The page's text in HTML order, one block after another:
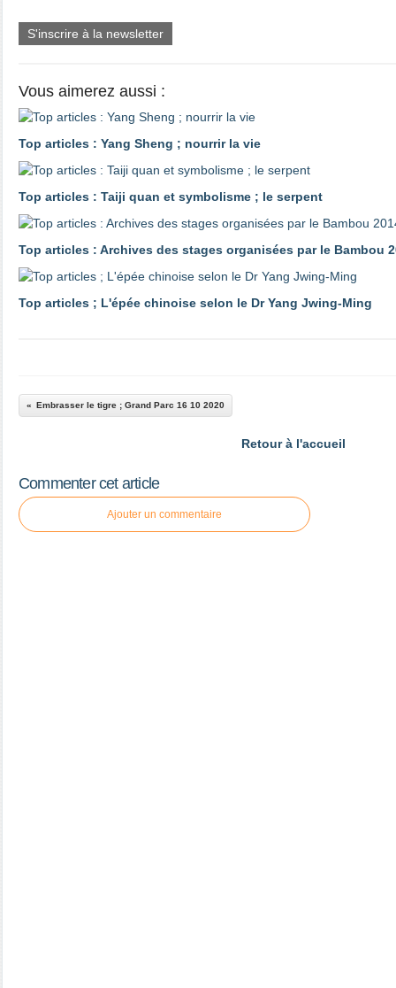
S'inscrire à la newsletter
Vous aimerez aussi :
Top articles : Yang Sheng ; nourrir la vie
Top articles : Taiji quan et symbolisme ; le serpent
Top articles : Archives des stages organisées par le Bambou
Top articles ; L'épée chinoise selon le Dr Yang Jwing-Ming
Embrasser le tigre ; Grand Parc 16 10 2020
Retour à l'accueil
Commenter cet article
Ajouter un commentaire